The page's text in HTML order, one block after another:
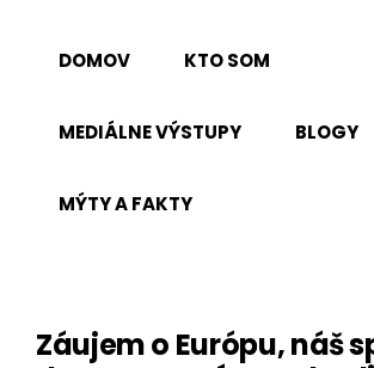
contentDOMOV KTO SOM
MEDIÁLNE VÝSTUPY BLOGY
MÝTY A FAKTY
Záujem o Európu, náš